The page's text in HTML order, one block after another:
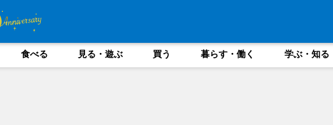
食べる 見る・遊ぶ 買う 暮らす・働く 学ぶ・知る